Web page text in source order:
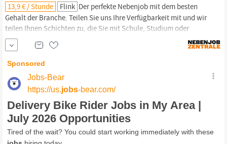
13,9 € / Stunde Flink Der perfekte Nebenjob mit dem besten
Gehalt der Branche. Teilen Sie uns Ihre Verfügbarkeit mit und wir
teilen Ihnen Schichten zu, die Sie mit Schule, Studium oder
Hobbys vereinbaren können. Einleitung: Unsere Warenlager sind
clever verteilt in städtischen Gebieten mit hoher
Bevölkerungsdichte und ermöglichen mit Hilfe unserer E-Bikes-
Flotte die schnellste Lebensmittel...